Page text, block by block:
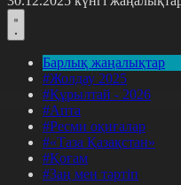
Барлық жаңалықтар
#Жолдау 2025
#Құрылтай - 2026
#Апта
#Ресми оқиғалар
#«Таза Қазақстан»
#Қоғам
#Заң мен тәртіп